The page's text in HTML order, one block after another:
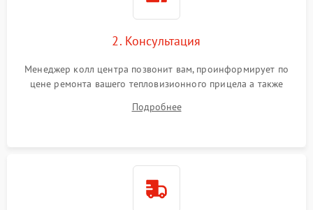
2. Консультация
Менеджер колл центра позвонит вам, проинформирует по
цене ремонта вашего тепловизионного прицела а также
Подробнее